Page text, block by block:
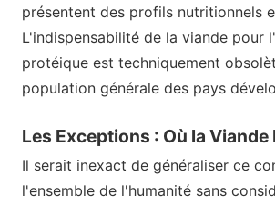
présentent des profils nutritionnels
L'indispensabilité de la viande pour
protéique est techniquement
population générale des pays
Les Exceptions : Où la Viande
Il serait inexact de généraliser ce
l'ensemble de l'humanité sans